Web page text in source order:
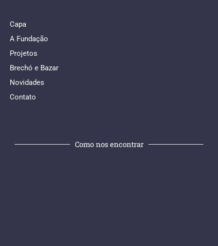
Capa
A Fundação
Projetos
Brechó e Bazar
Novidades
Contato
Como nos encontrar